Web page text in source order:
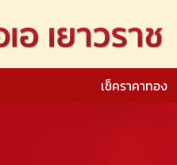
เช็คราคาทอง